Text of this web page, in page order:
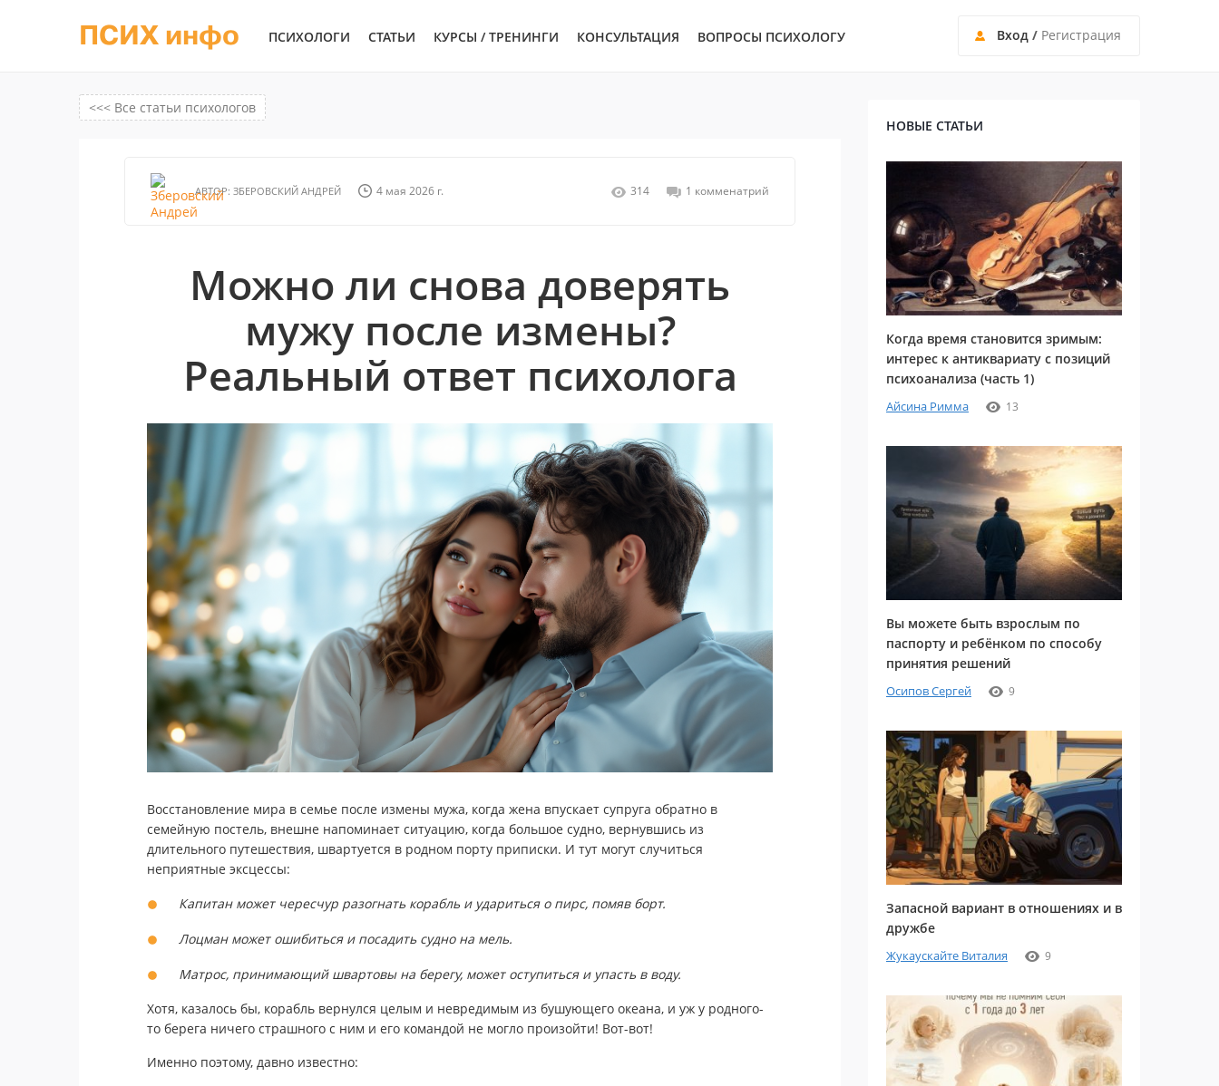
ПСИХ инфо ПСИХОЛОГИ СТАТЬИ КУРСЫ / ТРЕНИНГИ КОНСУЛЬТАЦИЯ ВОПРОСЫ ПСИХОЛОГУ Вход / Регистрация
<<< Все статьи психологов
АВТОР: ЗБЕРОВСКИЙ АНДРЕЙ 4 мая 2026 г. 314 1 комменатрий
Можно ли снова доверять
мужу после измены?
Реальный ответ психолога
Восстановление мира в семье после измены мужа, когда жена впускает супруга обратно в
семейную постель, внешне напоминает ситуацию, когда большое судно, вернувшись из
длительного путешествия, швартуется в родном порту приписки. И тут могут случиться
неприятные эксцессы:
Капитан может чересчур разогнать корабль и удариться о пирс, помяв борт.
Лоцман может ошибиться и посадить судно на мель.
Матрос, принимающий швартовы на берегу, может оступиться и упасть в воду.
Хотя, казалось бы, корабль вернулся целым и невредимым из бушующего океана, и уж у родного-
то берега ничего страшного с ним и его командой не могло произойти! Вот-вот!
Именно поэтому, давно известно:
НОВЫЕ СТАТЬИ
Когда время становится зримым:
интерес к антиквариату с позиций
психоанализа (часть 1)
Айсина Римма 13
Вы можете быть взрослым по
паспорту и ребёнком по способу
принятия решений
Осипов Сергей 9
Запасной вариант в отношениях и в
дружбе
Жукаускайте Виталия 9